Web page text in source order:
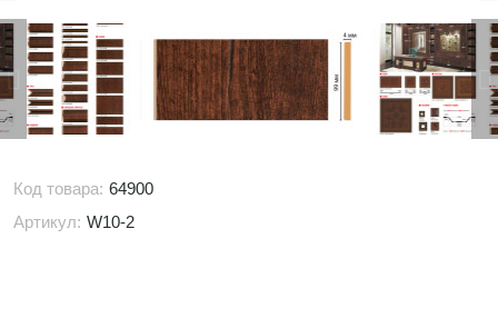
Код товара: 64900
Артикул: W10-2